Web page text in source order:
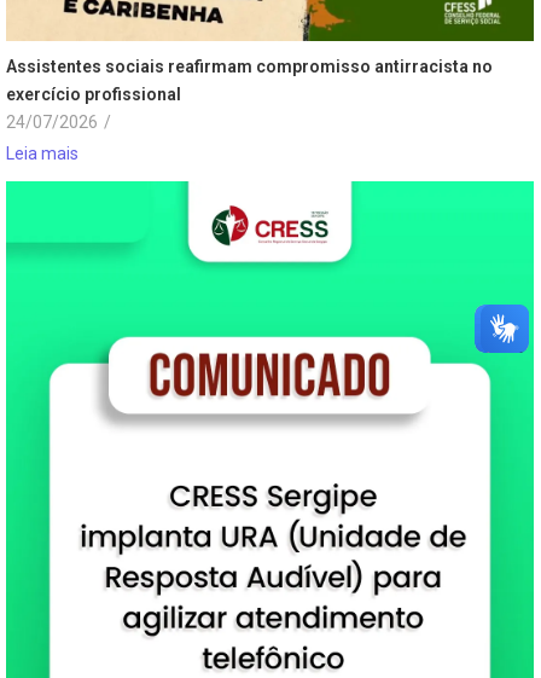
Assistentes sociais reafirmam compromisso antirracista no
exercício profissional
24/07/2026 /
Leia mais